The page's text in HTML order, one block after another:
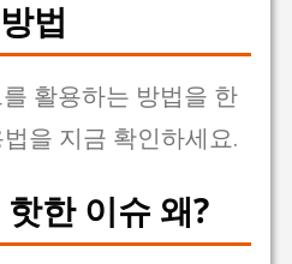
법
활용하는 방법을 한
을 지금 확인하세요.
한 이슈 왜?